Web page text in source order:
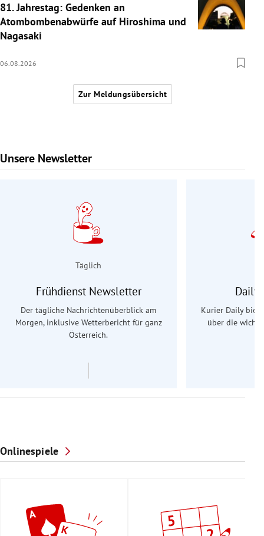
81. Jahrestag: Gedenken an
Atombombenabwürfe auf Hiroshima und
Nagasaki
06.08.2026
Zur Meldungsübersicht
Unsere Newsletter
Slide 1 von 9
Täglich
Frühdienst Newsletter
Der tägliche Nachrichtenüberblick am
Morgen, inklusive Wetterbericht für ganz
Österreich.
Daily
Kurier Daily
über die
Onlinespiele